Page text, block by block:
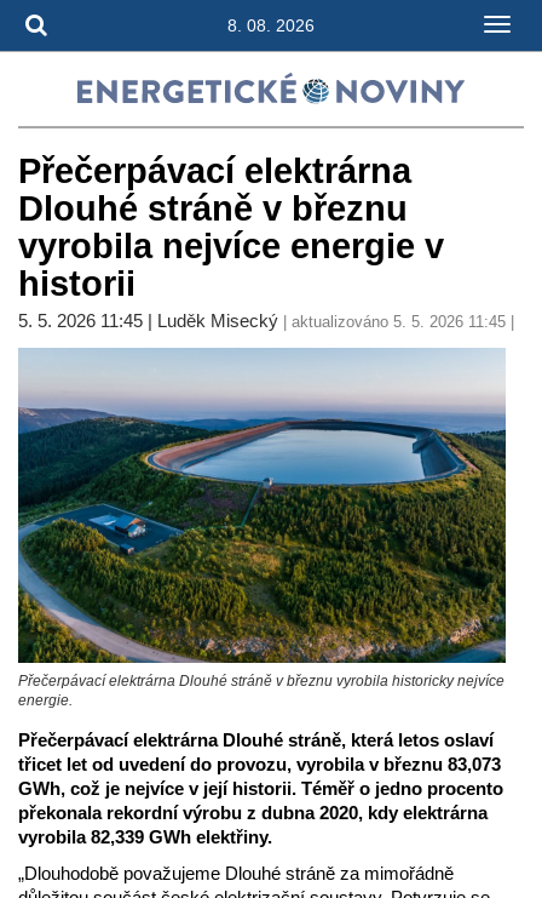
8. 08. 2026
Přečerpávací elektrárna
Dlouhé stráně v březnu
vyrobila nejvíce energie v
historii
5. 5. 2026 11:45 | Luděk Misecký | aktualizováno 5. 5. 2026 11:45 |
Přečerpávací elektrárna Dlouhé stráně v březnu vyrobila historicky nejvíce
energie.
Přečerpávací elektrárna Dlouhé stráně, která letos oslaví
třicet let od uvedení do provozu, vyrobila v březnu 83,073
GWh, což je nejvíce v její historii. Téměř o jedno procento
překonala rekordní výrobu z dubna 2020, kdy elektrárna
vyrobila 82,339 GWh elektřiny.
„Dlouhodobě považujeme Dlouhé stráně za mimořádně